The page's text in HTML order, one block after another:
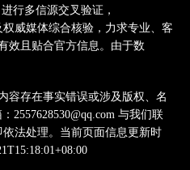
行多信源交叉验证，
威媒体综合核验，力求专业、客
效且贴合官方信息。由于数
容存在事实错误或涉及版权、名
2557628530@qq.com 与我们联
法处理。当前页面信息更新时